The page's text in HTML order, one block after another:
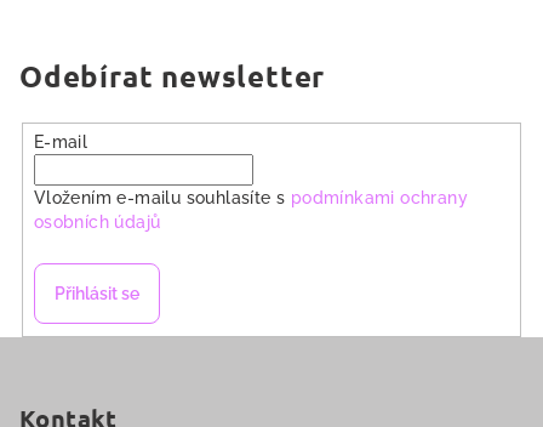
v
k
y
p
Odebírat newsletter
E-mail
Vložením e-mailu souhlasíte s podmínkami ochrany
osobních údajů
Přihlásit se
Kontakt